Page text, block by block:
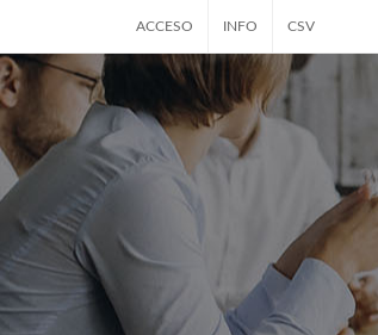
ACCESO INFO CSV